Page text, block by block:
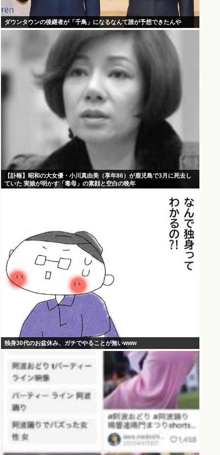
ダウンタウンの後継者が「千鳥」になるなんて誰が予想できたんや
【訃報】昭和の大女優・小川真由美（享年86）が鹿児島で3月に死去し
ていた 実娘が明かす「毒母」の素顔と空白の晩年
独身30代のお盆休み、ガチでやることが無いwww